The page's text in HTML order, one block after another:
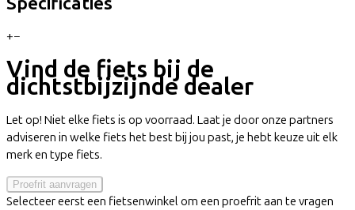
+−
Vind de fiets bij de
dichtstbijzijnde dealer
Let op! Niet elke fiets is op voorraad. Laat je door onze partners
adviseren in welke fiets het best bij jou past, je hebt keuze uit elk
merk en type fiets.
Proefrit aanvragen
Selecteer eerst een fietsenwinkel om een proefrit aan te vragen